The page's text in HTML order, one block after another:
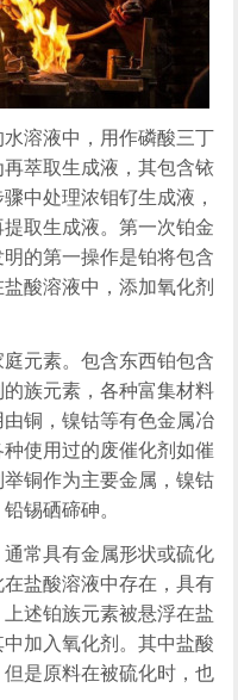
溶液中，用作磷酸三丁
萃取生成液，其包含铱
中处理浓钼钌生成液，
取生成液。第一次铂金
的第一操作是铂将包含
酸溶液中，添加氧化剂
元素。包含东西铂包含
族元素，各种富集材料
铜，镍钴等有色金属冶
使用过的废催化剂如催
铜作为主要金属，镍钴
锡硒碲砷。
常具有金属形状或硫化
盐酸溶液中存在，具有
述铂族元素被悬浮在盐
加入氧化剂。其中盐酸
是原料在被硫化时，也